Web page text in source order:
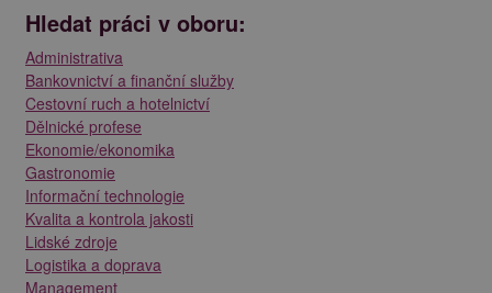
Hledat práci v oboru:
Administrativa
Bankovnictví a finanční služby
Cestovní ruch a hotelnictví
Dělnické profese
Ekonomie/ekonomika
Gastronomie
Informační technologie
Kvalita a kontrola jakosti
Lidské zdroje
Logistika a doprava
Management